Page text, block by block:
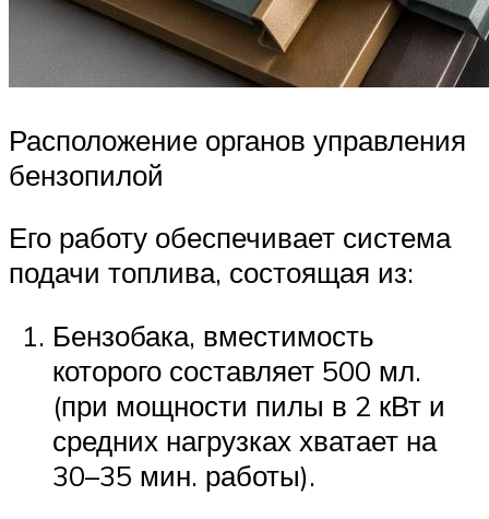
Расположение органов управления
бензопилой
Его работу обеспечивает система
подачи топлива, состоящая из:
Бензобака, вместимость
которого составляет 500 мл.
(при мощности пилы в 2 кВт и
средних нагрузках хватает на
30–35 мин. работы).